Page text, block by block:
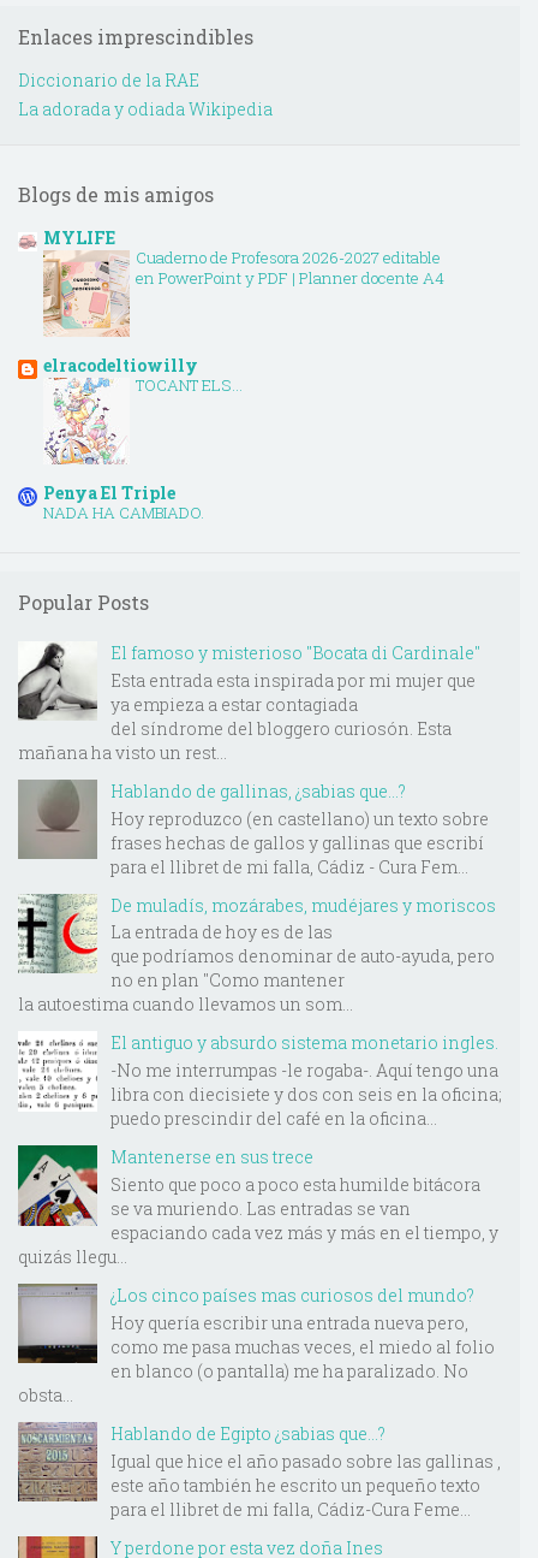
Enlaces imprescindibles
Diccionario de la RAE
La adorada y odiada Wikipedia
Blogs de mis amigos
MYLIFE
Cuaderno de Profesora 2026-2027 editable
en PowerPoint y PDF | Planner docente A4
elracodeltiowilly
TOCANT ELS...
Penya El Triple
NADA HA CAMBIADO.
Popular Posts
El famoso y misterioso "Bocata di Cardinale"
Esta entrada esta inspirada por mi mujer que
ya empieza a estar contagiada
del síndrome del bloggero curiosón. Esta
mañana ha visto un rest...
Hablando de gallinas, ¿sabias que...?
Hoy reproduzco (en castellano) un texto sobre
frases hechas de gallos y gallinas que escribí
para el llibret de mi falla, Cádiz - Cura Fem...
De muladís, mozárabes, mudéjares y moriscos
La entrada de hoy es de las
que podríamos denominar de auto-ayuda, pero
no en plan "Como mantener
la autoestima cuando llevamos un som...
El antiguo y absurdo sistema monetario ingles.
-No me interrumpas -le rogaba-. Aquí tengo una
libra con diecisiete y dos con seis en la oficina;
puedo prescindir del café en la oficina...
Mantenerse en sus trece
Siento que poco a poco esta humilde bitácora
se va muriendo. Las entradas se van
espaciando cada vez más y más en el tiempo, y
quizás llegu...
¿Los cinco países mas curiosos del mundo?
Hoy quería escribir una entrada nueva pero,
como me pasa muchas veces, el miedo al folio
en blanco (o pantalla) me ha paralizado. No
obsta...
Hablando de Egipto ¿sabias que...?
Igual que hice el año pasado sobre las gallinas ,
este año también he escrito un pequeño texto
para el llibret de mi falla, Cádiz-Cura Feme...
Y perdone por esta vez doña Ines